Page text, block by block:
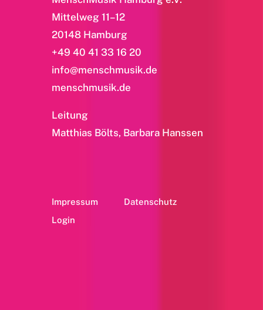
Mittelweg 11–12
20148 Hamburg
+49 40 41 33 16 20
info@menschmusik.de
menschmusik.de
Leitung
Matthias Bölts, Barbara Hanssen
Impressum
Datenschutz
Login